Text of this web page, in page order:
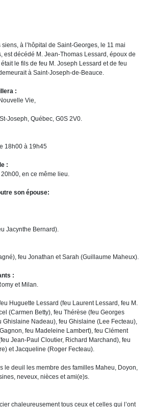
siens, à l’hôpital de Saint-Georges, le 11 mai
est décédé M. Jean-Thomas Lessard, époux de
le fils de feu M. Joseph Lessard et de feu
à Saint-Joseph-de-Beauce.
:
Vie,
Joseph, Québec, G0S 2V0.
18h00 à 19h45
:
en ce même lieu.
son épouse:
Jacynthe Bernard).
feu Jonathan et Sarah (Guillaume Maheux).
:
et Milan.
Huguette Lessard (feu Laurent Lessard, feu M.
(Carmen Betty), feu Thérèse (feu Georges
Ghislaine Nadeau), feu Ghislaine (Lee Fecteau),
feu Madeleine Lambert), feu Clément
Jean-Paul Cloutier, Richard Marchand), feu
et Jacqueline (Roger Fecteau).
le deuil les membre des familles Maheu, Doyon,
neveux, nièces et ami(e)s.
chaleureusement tous ceux et celles qui l’ont